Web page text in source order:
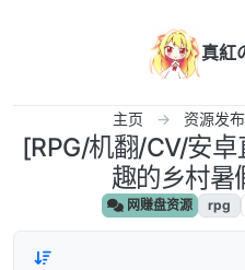
真紅
主页 资源发
[RPG/机翻/CV/安
趣的乡村暑
网赚盘资源 rpg